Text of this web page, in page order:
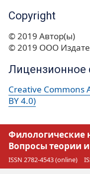
Copyright
© 2019 Автор(ы)
© 2019 ООО
Лицензионное
Creative Commons
BY 4.0)
Филологические
Вопросы теории
ISSN 2782-4543 (online)